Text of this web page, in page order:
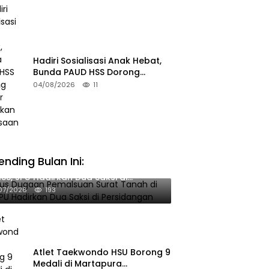
Hadiri Sosialisasi Anak Hebat,
Bunda PAUD HSS Dorong
Pelajar Terapkan Kebiasaan
04/08/2026 11
Bulan Ini:
Dugaan Pemalsuan Surat Tanah
JPU Hadirkan Dua Saksi di
2026 193
Atlet Taekwondo HSU Borong 9
Medali di Martapura